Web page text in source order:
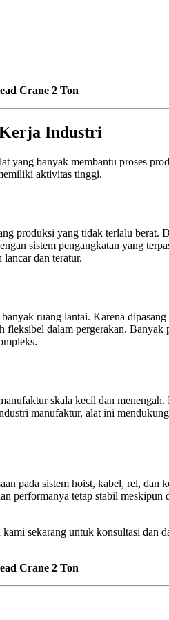
Crane 2 Ton
Kerja Industri
yang banyak membantu proses
aktivitas tinggi.
produksi yang tidak terlalu berat.
sistem pengangkatan yang
dan teratur.
ruang lantai. Karena
dalam pergerakan. Banyak
skala kecil dan
manufaktur, alat ini
pada sistem hoist, kabel, rel,
performanya tetap stabil
sekarang untuk konsultasi dan
Crane 2 Ton